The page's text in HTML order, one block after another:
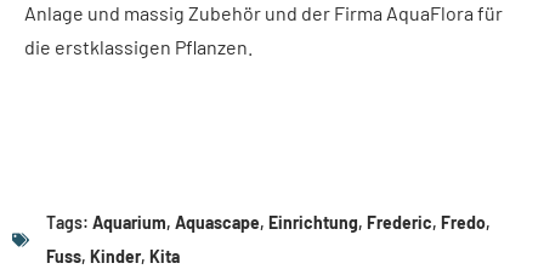
Anlage und massig Zubehör und der Firma AquaFlora für
die erstklassigen Pflanzen.
Tags: Aquarium, Aquascape, Einrichtung, Frederic, Fredo,
Fuss, Kinder, Kita